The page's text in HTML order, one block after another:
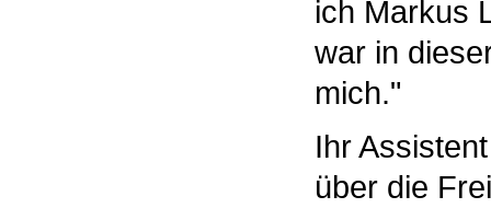
ich Markus
war in
mich."
Ihr
über die